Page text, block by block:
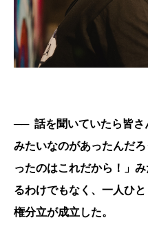
── 話を聞いていたら皆
みたいなのがあったんだ
ったのはこれだから！」
るわけでもなく、一人ひ
権分立が成立した。